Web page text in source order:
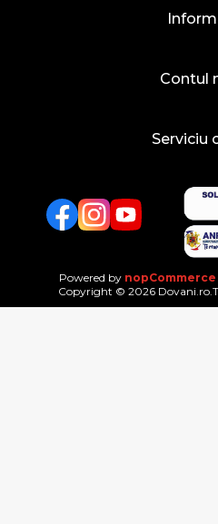
Contul
Serviciu
FacebookTwitterYouTube
Powered by nopCommerce
Copyright © 2026